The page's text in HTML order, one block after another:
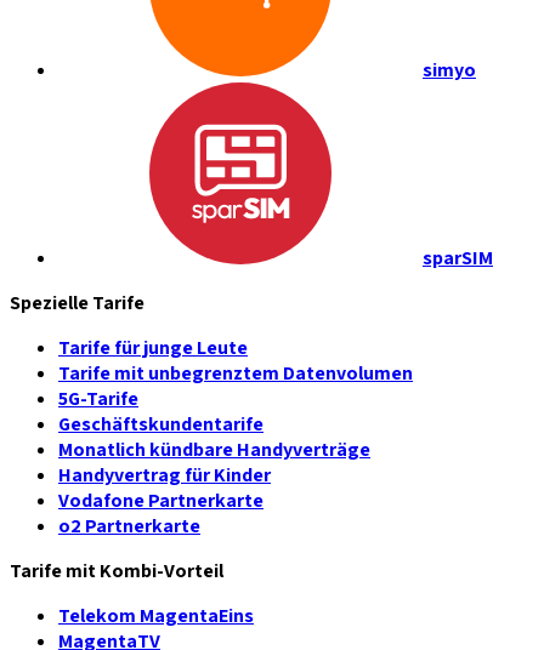
simyo
sparSIM
Spezielle Tarife
Tarife für junge Leute
Tarife mit unbegrenztem Datenvolumen
5G-Tarife
Geschäftskundentarife
Monatlich kündbare Handyverträge
Handyvertrag für Kinder
Vodafone Partnerkarte
o2 Partnerkarte
Tarife mit Kombi-Vorteil
Telekom MagentaEins
MagentaTV